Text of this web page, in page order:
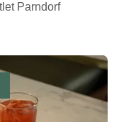
Parndorf